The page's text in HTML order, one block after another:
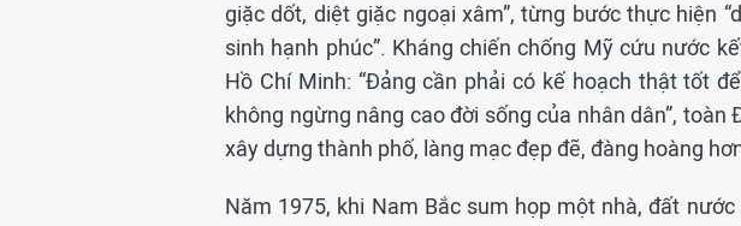
giặc dốt, diệt giặc ngoại xâm”, từng bước thực hiện
sinh hạnh phúc”. Kháng chiến chống Mỹ cứu nước
Hồ Chí Minh: “Đảng cần phải có kế hoạch thật tốt
không ngừng nâng cao đời sống của nhân dân”,
xây dựng thành phố, làng mạc đẹp đẽ, đàng hoàng
Năm 1975, khi Nam Bắc sum họp một nhà, đất